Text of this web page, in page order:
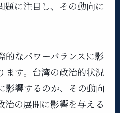
題に注目し、その動向に
的なパワーバランスに影
ます。台湾の政治的状況
影響するのか、その動向
治の展開に影響を与える